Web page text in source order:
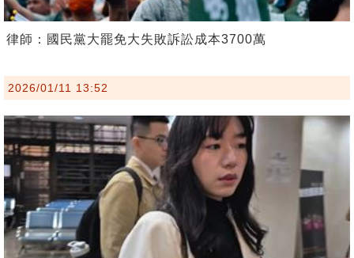
律師：國民黨大罷免大失敗訴訟成本3700萬
2026/01/11 13:52